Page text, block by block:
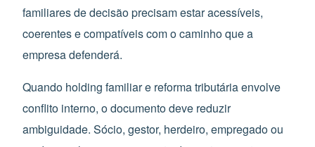
familiares de decisão precisam estar acessíveis,
coerentes e compatíveis com o caminho que a
empresa defenderá.
Quando holding familiar e reforma tributária envolve
conflito interno, o documento deve reduzir
ambiguidade. Sócio, gestor, herdeiro, empregado ou